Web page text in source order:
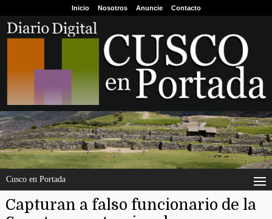
Inicio Nosotros Anuncie Contacto
Cusco en Portada
Capturan a falso funcionario de la